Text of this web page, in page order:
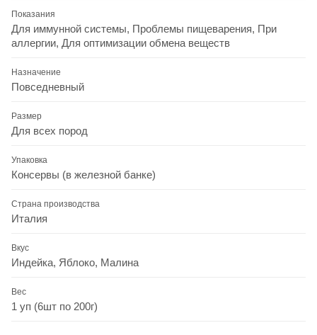
Показания
Для иммунной системы, Проблемы пищеварения, При
аллергии, Для оптимизации обмена веществ
Назначение
Повседневный
Размер
Для всех пород
Упаковка
Консервы (в железной банке)
Страна производства
Италия
Вкус
Индейка, Яблоко, Малина
Вес
1 уп (6шт по 200г)